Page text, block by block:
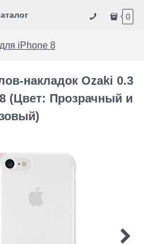
0
iPhone 8
накладок Ozaki 0.3
(Цвет: Прозрачный и